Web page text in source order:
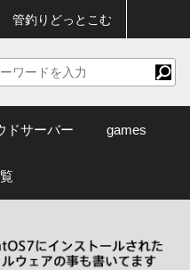
管釣りどっとこむ
ドサーバー games